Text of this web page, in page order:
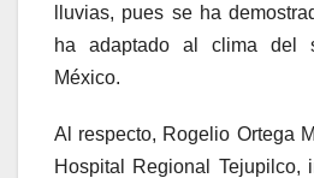
lluvias, pues se ha
ha adaptado al clima del
México.
Al respecto, Rogelio Ortega
Hospital Regional Tejupilco,